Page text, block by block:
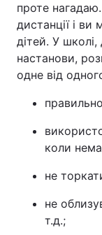
проте
дистанції і
дітей. У
настанови,
одне від
коли
не
не
т.д.;